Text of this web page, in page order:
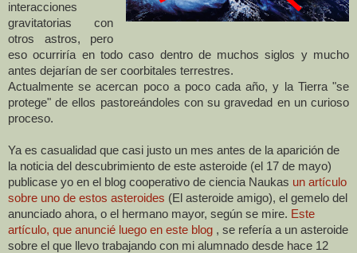
interacciones
gravitatorias con
otros astros, pero
eso ocurriría en todo caso dentro de muchos siglos y mucho
antes dejarían de ser coorbitales terrestres.
Actualmente se acercan poco a poco cada año, y
la Tierra"se
protege" de ellos pastoreándoles con su gravedad en un curioso
proceso.
Ya es casualidad que casi justo un mes antes de la aparición de
la noticia del descubrimiento de este asteroide (el 17 de mayo)
publicase yo en el blog cooperativo de ciencia Naukas un artículo
sobre uno de estos asteroides (El asteroide amigo), el gemelo del
anunciado ahora, o el hermano mayor, según se mire. Este
artículo, que anuncié luego en este blog , se refería a un asteroide
sobre el que llevo trabajando con mi alumnado desde hace 12